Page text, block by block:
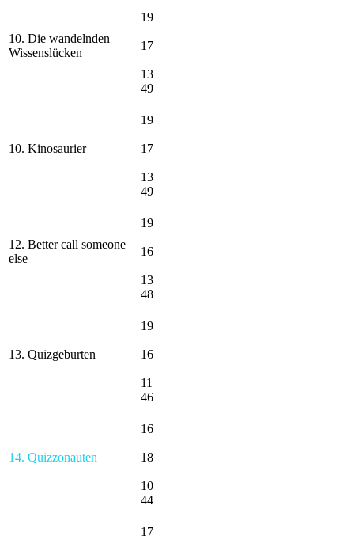
10. Die wandelnden
Wissenslücken
19
17
13
49
10. Kinosaurier
19
17
13
49
12. Better call someone
else
19
16
13
48
13. Quizgeburten
19
16
11
46
14. Quizzonauten
16
18
10
44
17